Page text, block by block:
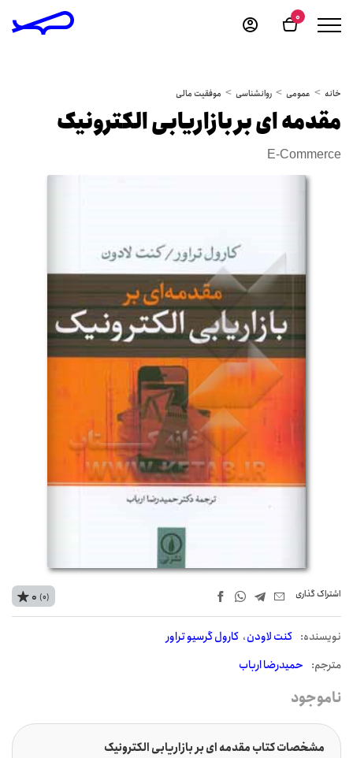
0
خانه عمومی روانشناسی موفقیت مالی
مقدمه ای بر بازاریابی الکترونیک
E-Commerce
اشتراک‌ گذاری
نويسنده: کنت لاودن کارول گرسیو تراور
مترجم: حمیدرضا ارباب
0 (0)
ناموجود
مشخصات کتاب مقدمه ای بر بازاریابی الکترونیک